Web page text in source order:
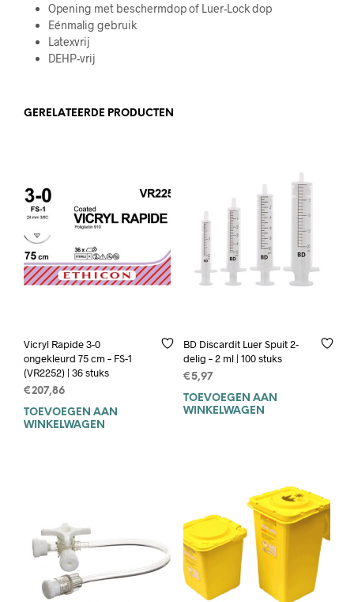
Opening met beschermdop of Luer-Lock dop
Eénmalig gebruik
Latexvrij
DEHP-vrij
GERELATEERDE PRODUCTEN
Vicryl Rapide 3-0
ongekleurd 75 cm – FS-1
(VR2252) | 36 stuks
€207,86
TOEVOEGEN AAN
WINKELWAGEN
BD Discardit Luer Spuit 2-
delig – 2 ml | 100 stuks
€5,97
TOEVOEGEN AAN
WINKELWAGEN